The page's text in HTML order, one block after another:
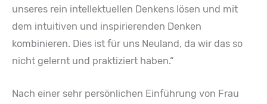
unseres rein intellektuellen Denkens lösen und mit
dem intuitiven und inspirierenden Denken
kombinieren. Dies ist für uns Neuland, da wir das so
nicht gelernt und praktiziert haben.“
Nach einer sehr persönlichen Einführung von Frau